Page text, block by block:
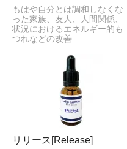
もはや自分とは調和しなくな
った家族、友人、人間関係、
状況におけるエネルギー的も
つれなどの改善
リリース[Release]